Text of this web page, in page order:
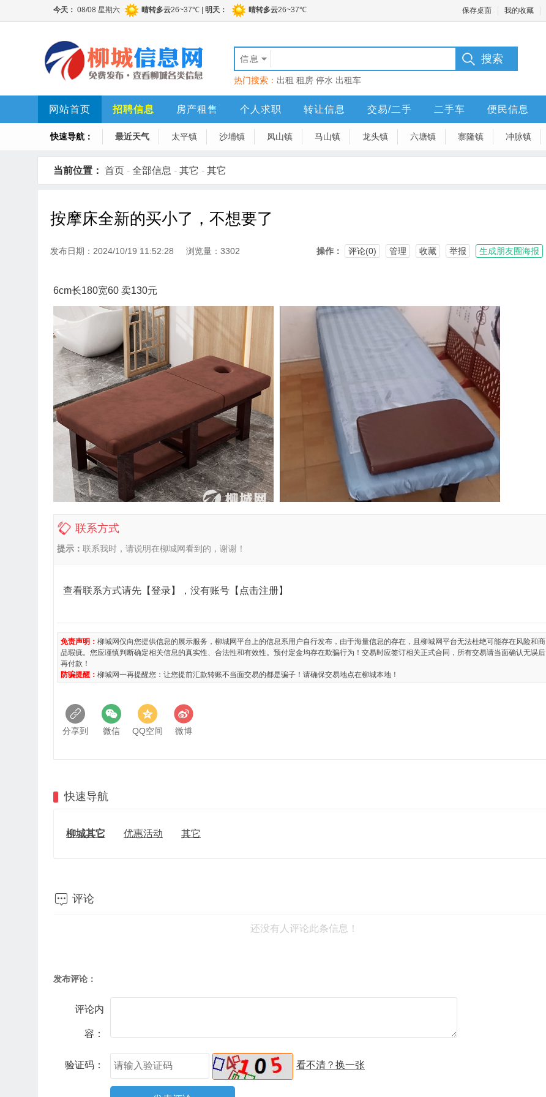
保存桌面 我的收藏
信息
热门搜索： 出租 租房 停水 出租车
网站首页 招聘信息 房产租售 个人求职 转让信息 交易/二手 二手车 便民信息
快速导航： 最近天气 太平镇 沙埔镇 凤山镇 马山镇 龙头镇 六塘镇 寨隆镇 冲脉镇
当前位置： 首页 - 全部信息 - 其它 - 其它
按摩床全新的买小了，不想要了
发布日期：2024/10/19 11:52:28 浏览量：3302 操作： 评论(0) 管理 收藏 举报 生成朋友圈海报
6cm长180宽60 卖130元
联系方式
提示： 联系我时，请说明在柳城网看到的，谢谢！
查看联系方式请先 【登录】 ，没有账号 【点击注册】
免责声明： 柳城网仅向您提供信息的展示服务，柳城网平台上的信息系用户自行发布，由于海量信息的存在，且柳城网平台无法杜绝可能存在风险和商
品瑕疵。您应谨慎判断确定相关信息的真实性、合法性和有效性。预付定金均存在欺骗行为！交易时应签订相关正式合同，所有交易请当面确认无误后
再付款！
防骗提醒： 柳城网一再提醒您：让您提前汇款转账不当面交易的都是骗子！请确保交易地点在柳城本地！
分享到 微信 QQ空间 微博
快速导航
柳城其它 优惠活动 其它
 评论
还没有人评论此条信息！
发布评论：
评论内
容：
验证码： 看不清？换一张